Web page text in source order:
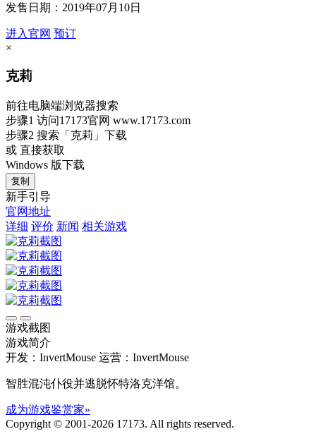
发售日期：2019年07月10日
进入官网 预订
×
克莉
前往电脑端浏览器搜索
步骤1 访问17173官网 www.17173.com
步骤2 搜索 「克莉」 下载
或 直接获取
Windows 版下载
复制
新手引导
官网地址
详细 评价 新闻 相关游戏
游戏截图
游戏简介
开发：InvertMouse 运营：InvertMouse
智胜混沌仆役并逃脱怀特洛克洋馆。
成为游戏鉴赏家»
Copyright © 2001-2026 17173. All rights reserved.